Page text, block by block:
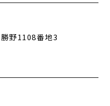
野1108番地3